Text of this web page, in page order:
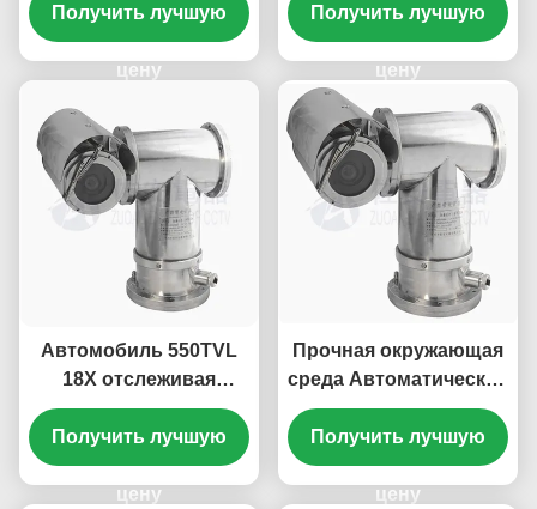
автоматическая
отслеживая морская
Получить лучшую
цену
PTZ пламени 2.2MP
20x с инфракрасным
светом
Получить лучшую
цену
Автомобиль 550TVL
18X отслеживая
взрывозащищенную
камеру PTZ для зоны
индустрии опасной
Получить лучшую
цену
Прочная окружающая
среда Автоматическое
отслеживание
Тяжелая
взрывозащитная
камера PTZ
Получить лучшую
цену